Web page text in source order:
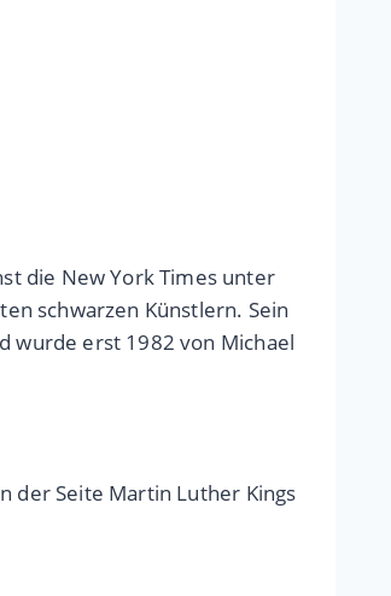
die New York Times unter
schwarzen Künstlern. Sein
wurde erst 1982 von Michael
der Seite Martin Luther Kings